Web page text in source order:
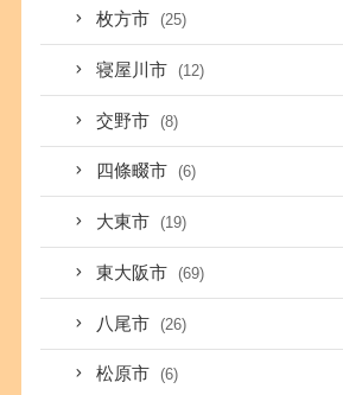
枚方市 (25)
寝屋川市 (12)
交野市 (8)
四條畷市 (6)
大東市 (19)
東大阪市 (69)
八尾市 (26)
松原市 (6)